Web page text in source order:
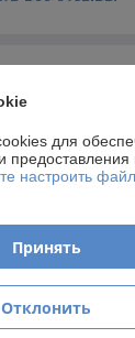
для
настроить
Принять
Отклонить